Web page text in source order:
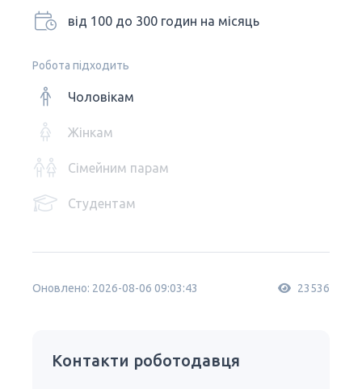
від 100 до 300 годин на місяць
Робота підходить
Чоловікам
Жінкам
Сімейним парам
Студентам
Оновлено: 2026-08-06 09:03:43 23536
Контакти роботодавця